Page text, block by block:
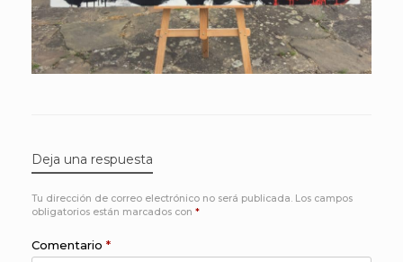
Deja una respuesta
Tu dirección de correo electrónico no será publicada. Los campos
obligatorios están marcados con *
Comentario *